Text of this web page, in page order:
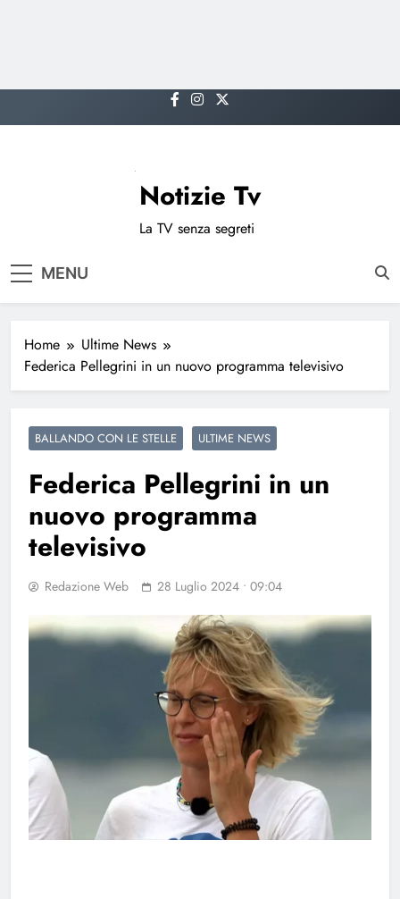
to
Notizie Tv
La TV senza segreti
MENU
Home
Ultime News
Federica Pellegrini in un nuovo programma televisivo
BALLANDO CON LE STELLE ULTIME NEWS
Federica Pellegrini in un
nuovo programma
televisivo
Redazione Web 28 Luglio 2024 • 09:04